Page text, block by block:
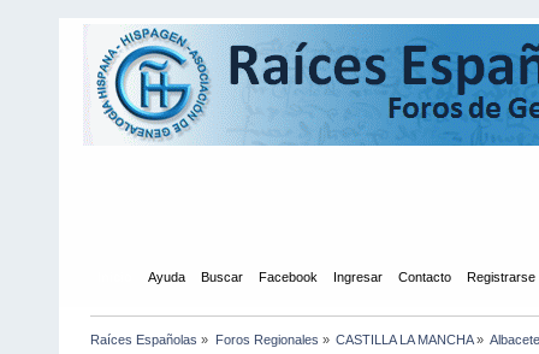
Ayuda Buscar Facebook Ingresar Contacto Registrarse
Raíces Españolas » Foros Regionales » CASTILLA LA MANCHA»